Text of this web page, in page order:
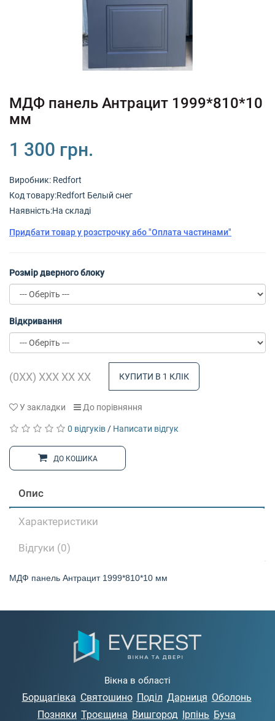
+380 (67) 380 73 18
МДФ панель Антрацит 1999*810*10
мм
1 300 грн.
Виробник: Redfort
Код товару:Redfort Белый снег
Наявність:На складі
Придбати товар у розстрочку або "Оплата частинами"
Розмір дверного блоку
Відкривання
КУПИТИ В 1 КЛІК
У закладки До порівняння
0 відгуків / Написати відгук
ДО КОШИКА
Опис
Характеристики
Відгуки (0)
МДФ панель Антрацит 1999*810*10 мм
Вікна в області
Борщагівка Святошино Поділ Дарниця Оболонь
Позняки Троєщина Вишгород Ірпінь Буча